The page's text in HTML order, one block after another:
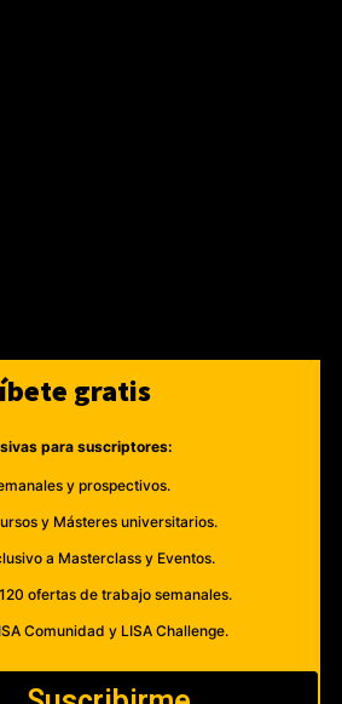
gratis
para suscriptores:
y prospectivos.
y Másteres universitarios.
a Masterclass y Eventos.
ofertas de trabajo semanales.
Comunidad y LISA Challenge.